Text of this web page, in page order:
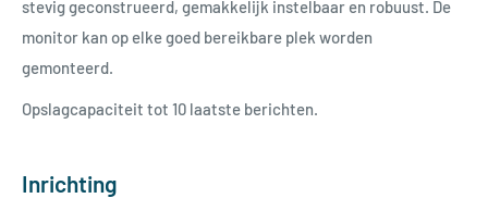
stevig geconstrueerd, gemakkelijk instelbaar en robuust. De
monitor kan op elke goed bereikbare plek worden
gemonteerd.
Opslagcapaciteit tot 10 laatste berichten.
Inrichting